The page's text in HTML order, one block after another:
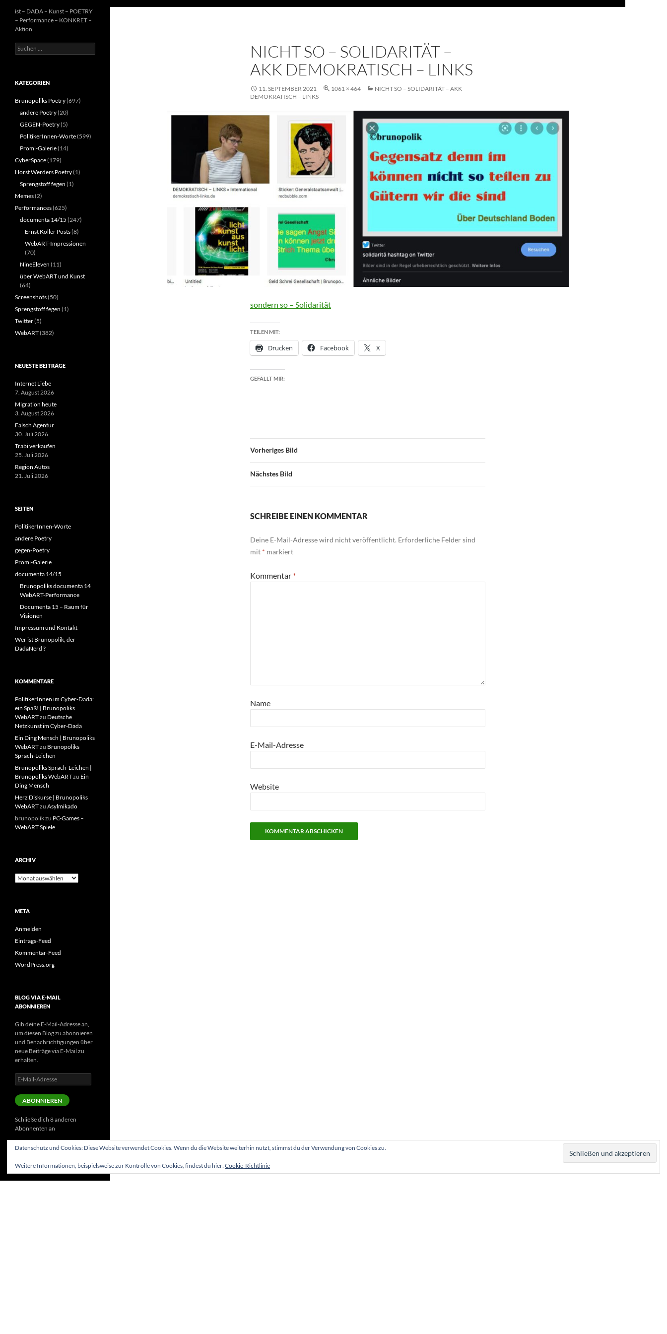
NICHT SO – SOLIDARITÄT –
AKK DEMOKRATISCH – LINKS
11. SEPTEMBER 2021 1061 × 464
NICHT SO – SOLIDARITÄT – AKK
DEMOKRATISCH – LINKS
sondern so – Solidarität
TEILEN MIT:
Drucken Facebook X
GEFÄLLT MIR:
Vorheriges Bild
Nächstes Bild
SCHREIBE EINEN KOMMENTAR
Deine E-Mail-Adresse wird nicht veröffentlicht. Erforderliche Felder sind
mit * markiert
Kommentar *
Name
E-Mail-Adresse
Website
ist – DADA – Kunst – POETRY
– Performance – KONKRET –
Aktion
Suchen
nach:
KATEGORIEN
Brunopoliks Poetry(697)
andere Poetry(20)
GEGEN-Poetry(5)
PolitikerInnen-Worte(599)
Promi-Galerie(14)
CyberSpace(179)
Horst Werders Poetry(1)
Sprengstoff fegen (1)
Memes(2)
Performances(625)
documenta 14/15 (247)
Ernst Koller Posts(8)
WebART-Impressionen
(70)
NineEleven (11)
über WebART und Kunst
(64)
Screenshots(50)
Sprengstoff fegen (1)
Twitter(5)
WebART(382)
NEUESTE BEITRÄGE
Internet Liebe
7. August 2026
Migration heute
3. August 2026
Falsch Agentur
30. Juli 2026
Trabi verkaufen
25. Juli 2026
Region Autos
21. Juli 2026
SEITEN
PolitikerInnen-Worte
andere Poetry
gegen-Poetry
Promi-Galerie
documenta 14/15
Brunopoliks documenta 14
WebART-Performance
Documenta 15 – Raum für
Visionen
Impressum und Kontakt
Wer ist Brunopolik, der
DadaNerd ?
KOMMENTARE
PolitikerInnen im Cyber-Dada:
ein Spaß! | Brunopoliks
WebARTzu Deutsche
Netzkunst im Cyber-Dada
Ein Ding Mensch | Brunopoliks
WebARTzu Brunopoliks
Sprach-Leichen
Brunopoliks Sprach-Leichen |
Brunopoliks WebARTzu Ein
Ding Mensch
Herz Diskurse | Brunopoliks
WebARTzu Asylmikado
brunopolikzu PC-Games –
WebART Spiele
ARCHIV
Archiv
META
Anmelden
Eintrags-Feed
Kommentar-Feed
WordPress.org
BLOG VIA E-MAIL
ABONNIEREN
Gib deine E-Mail-Adresse an,
um diesen Blog zu abonnieren
und Benachrichtigungen über
neue Beiträge via E-Mail zu
erhalten.
E-
Mail-
Adresse
ABONNIEREN
Schließe dich 8 anderen
Abonnenten an
Datenschutz und Cookies: Diese Website verwendet Cookies. Wenn du die Website weiterhin nutzt, stimmst du der Verwendung von Cookies zu.
Weitere Informationen, beispielsweise zur Kontrolle von Cookies, findest du hier:Cookie-Richtlinie